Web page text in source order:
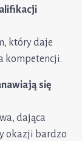
który daje
kompetencji.
się
dająca
okazji bardzo